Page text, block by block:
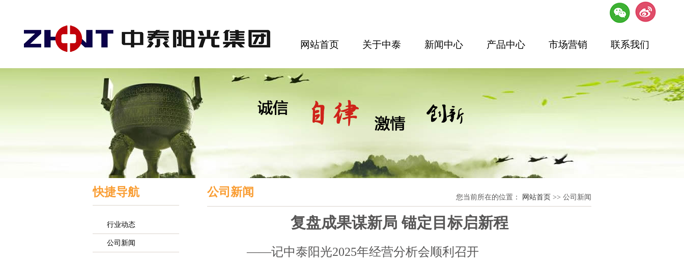
网站首页 关于中泰 新闻中心 产品中心 市场营销 联系我们
快捷导航
行业动态
公司新闻
公司新闻 您当前所在的位置： 网站首页 >> 公司新闻
复盘成果谋新局 锚定目标启新程
——记中泰阳光2025年经营分析会顺利召开